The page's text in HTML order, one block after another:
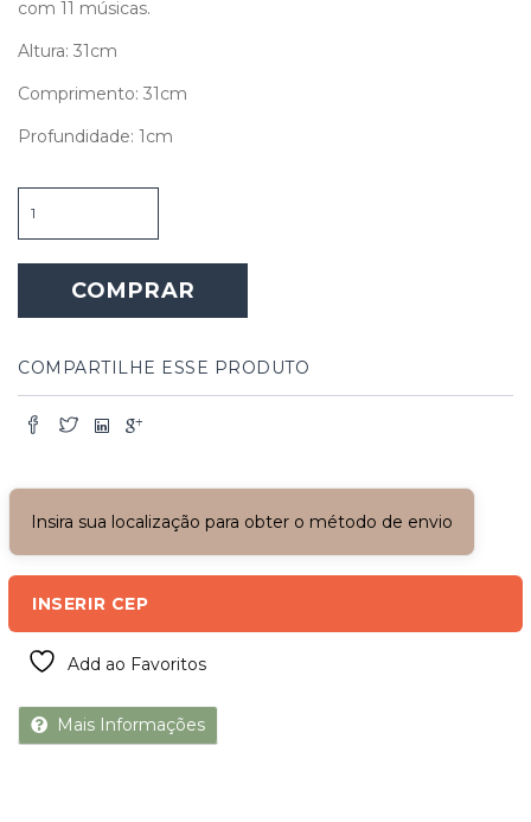
com 11 músicas.
Altura: 31cm
Comprimento: 31cm
Profundidade: 1cm
Capital
Inicial
quantidadeCOMPRAR
COMPARTILHE ESSE PRODUTO
Insira sua localização para obter o método de envio
INSERIR CEP
Add ao Favoritos
Mais Informações